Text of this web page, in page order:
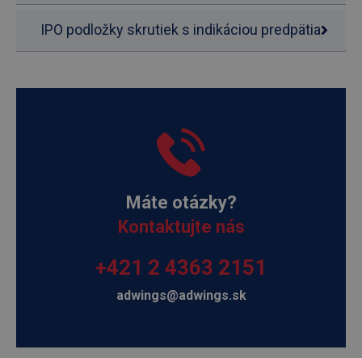
IPO podložky skrutiek s indikáciou predpätia
Máte otázky?
Kontaktujte nás
+421 2 4363 2151
adwings@adwings.sk